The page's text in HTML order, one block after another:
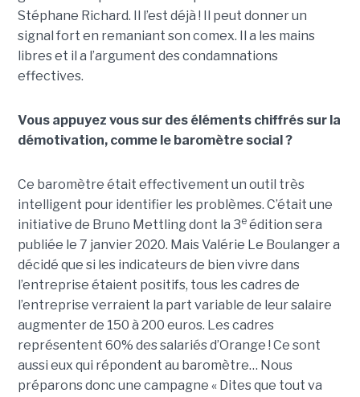
Stéphane Richard. Il l’est déjà ! Il peut donner un
signal fort en remaniant son comex. Il a les mains
libres et il a l’argument des condamnations
effectives.
Vous appuyez vous sur des éléments chiffrés sur la
démotivation, comme le baromètre social ?
Ce baromètre était effectivement un outil très
intelligent pour identifier les problèmes. C’était une
initiative de Bruno Mettling dont la 3eédition sera
publiée le 7 janvier 2020. Mais Valérie Le Boulanger a
décidé que si les indicateurs de bien vivre dans
l’entreprise étaient positifs, tous les cadres de
l’entreprise verraient la part variable de leur salaire
augmenter de 150 à 200 euros. Les cadres
représentent 60% des salariés d’Orange ! Ce sont
aussi eux qui répondent au baromètre… Nous
préparons donc une campagne « Dites que tout va